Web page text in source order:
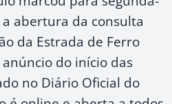
abertura da consulta
da Estrada de Ferro
anúncio do início das
no Diário Oficial do